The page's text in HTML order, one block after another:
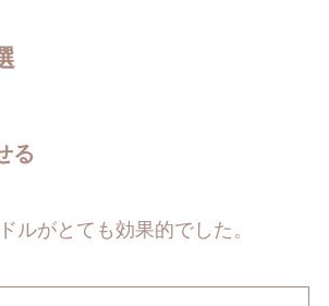
る
ルがとても効果的でした。